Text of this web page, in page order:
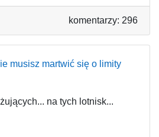
komentarzy: 296
musisz martwić się o limity
na tych lotnisk...